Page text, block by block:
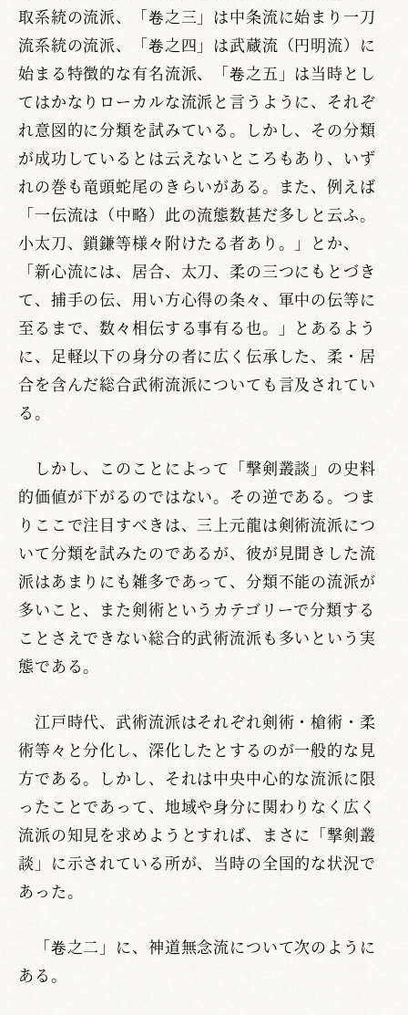
取系統の流派、「卷之三」は中条流に始まり一刀
流系統の流派、「卷之四」は武蔵流（円明流）に
始まる特徴的な有名流派、「卷之五」は当時とし
てはかなりローカルな流派と言うように、それぞ
れ意図的に分類を試みている。しかし、その分類
が成功しているとは云えないところもあり、いず
れの巻も竜頭蛇尾のきらいがある。また、例えば
「一伝流は（中略）此の流態数甚だ多しと云ふ。
小太刀、鎖鎌等様々附けたる者あり。」とか、
「新心流には、居合、太刀、柔の三つにもとづき
て、捕手の伝、用い方心得の条々、軍中の伝等に
至るまで、数々相伝する事有る也。」とあるよう
に、足軽以下の身分の者に広く伝承した、柔・居
合を含んだ総合武術流派についても言及されてい
る。
しかし、このことによって「撃剣叢談」の史料
的価値が下がるのではない。その逆である。つま
りここで注目すべきは、三上元龍は剣術流派につ
いて分類を試みたのであるが、彼が見聞きした流
派はあまりにも雑多であって、分類不能の流派が
多いこと、また剣術というカテゴリーで分類する
ことさえできない総合的武術流派も多いという実
態である。
江戸時代、武術流派はそれぞれ剣術・槍術・柔
術等々と分化し、深化したとするのが一般的な見
方である。しかし、それは中央中心的な流派に限
ったことであって、地域や身分に関わりなく広く
流派の知見を求めようとすれば、まさに「撃剣叢
談」に示されている所が、当時の全国的な状況で
あった。
「卷之二」に、神道無念流について次のように
ある。